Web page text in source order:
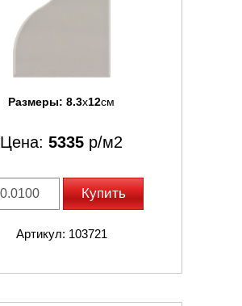
Размеры: 8.3x12см
Цена: 5335 р/м2
Купить
Артикул: 103721